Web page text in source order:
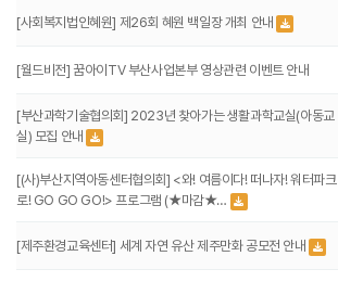
[사회복지법인혜원] 제26회 혜원 백일장 개최 안내
[월드비전] 꿈아이TV 부산사업본부 영상관련 이벤트 안내
[부산과학기술협의회] 2023년 찾아가는 생활과학교실(아동교
실) 모집 안내
[(사)부산지역아동센터협의회] <와! 여름이다! 떠나자! 워터파크
로! GO GO GO!> 프로그램 (★마감★…
[제주환경교육센터] 세계 자연 유산 제주만화 공모전 안내